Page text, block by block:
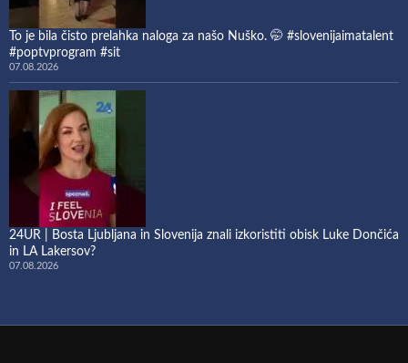
To je bila čisto prelahka naloga za našo Nuško. 🤭 #slovenijaimatalent
#poptvprogram #sit
07.08.2026
24UR | Bosta Ljubljana in Slovenija znali izkoristiti obisk Luke Dončića
in LA Lakersov?
07.08.2026